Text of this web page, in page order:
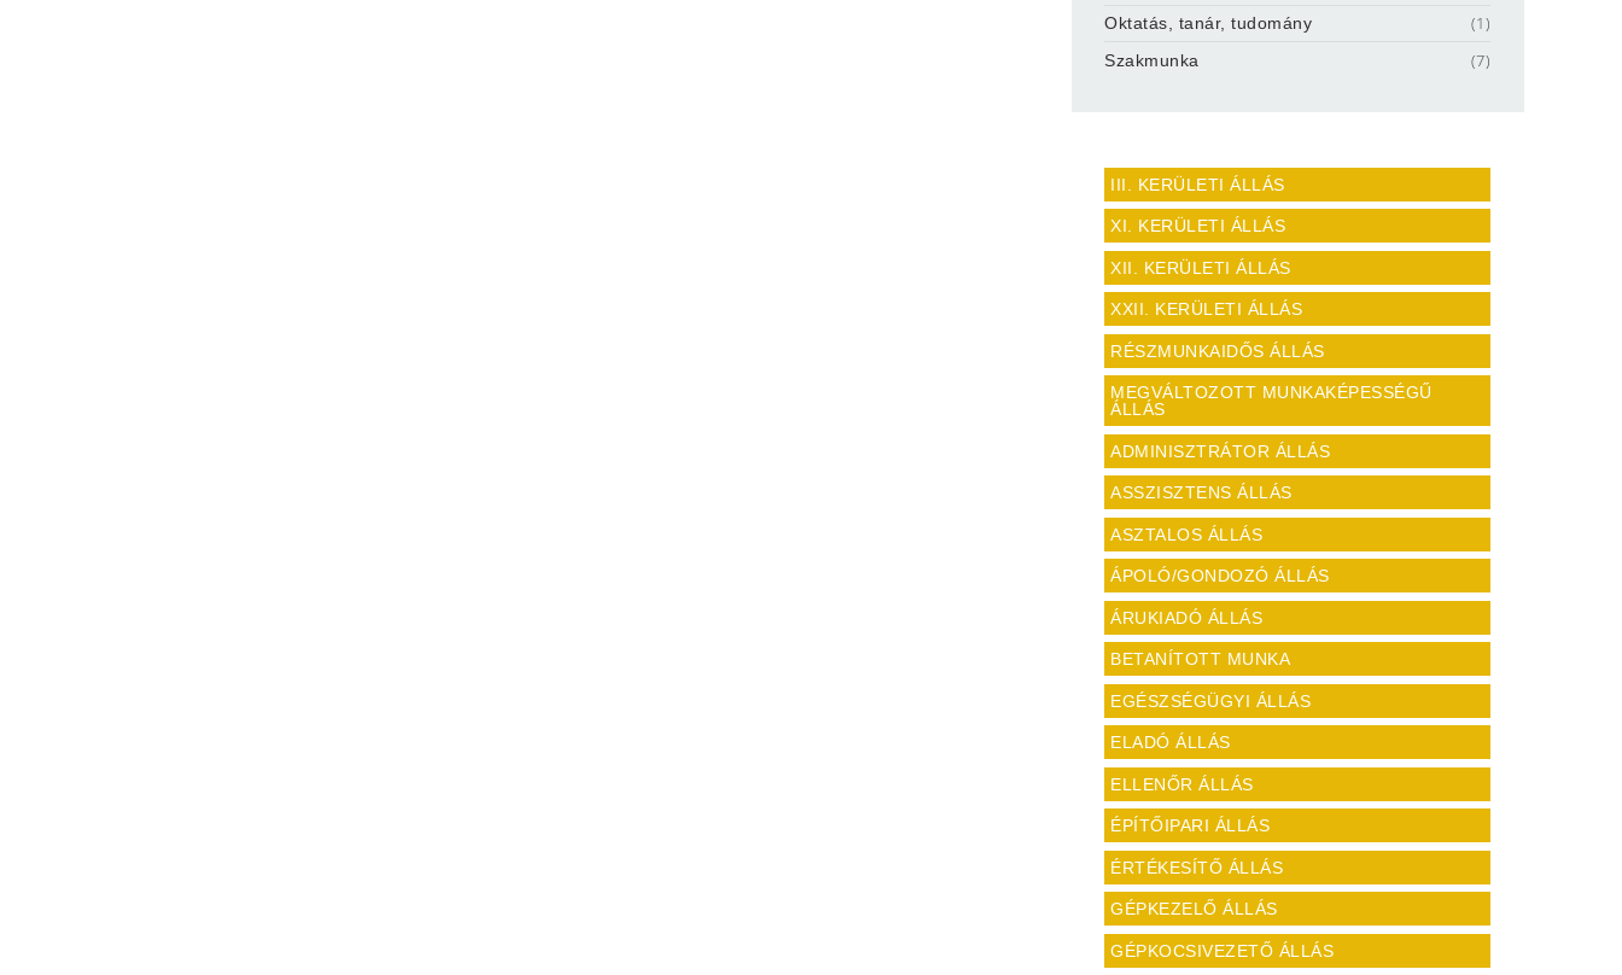
Oktatás, tanár, tudomány (1)
Szakmunka (7)
III. KERÜLETI ÁLLÁS
XI. KERÜLETI ÁLLÁS
XII. KERÜLETI ÁLLÁS
XXII. KERÜLETI ÁLLÁS
RÉSZMUNKAIDŐS ÁLLÁS
MEGVÁLTOZOTT MUNKAKÉPESSÉGŰ
ÁLLÁS
ADMINISZTRÁTOR ÁLLÁS
ASSZISZTENS ÁLLÁS
ASZTALOS ÁLLÁS
ÁPOLÓ/GONDOZÓ ÁLLÁS
ÁRUKIADÓ ÁLLÁS
BETANÍTOTT MUNKA
EGÉSZSÉGÜGYI ÁLLÁS
ELADÓ ÁLLÁS
ELLENŐR ÁLLÁS
ÉPÍTŐIPARI ÁLLÁS
ÉRTÉKESÍTŐ ÁLLÁS
GÉPKEZELŐ ÁLLÁS
GÉPKOCSIVEZETŐ ÁLLÁS